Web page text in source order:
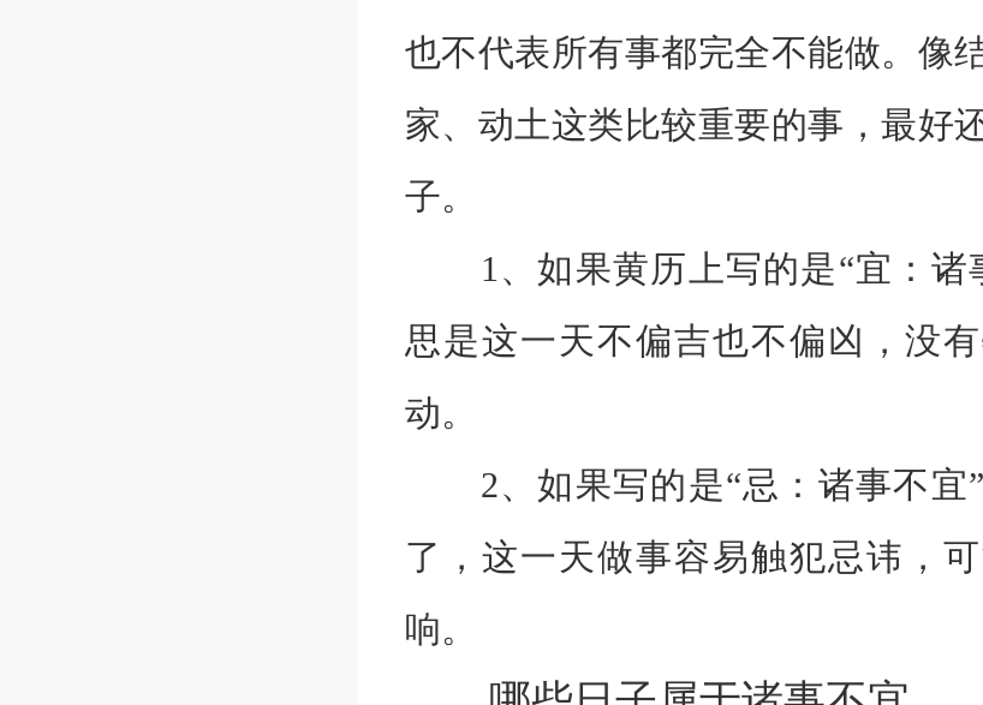
也不代表所有事都完全不能做。像
家、动土这类比较重要的事，最好
子。
1、如果黄历上写的是“宜：诸
思是这一天不偏吉也不偏凶，没
动。
2、如果写的是“忌：诸事不宜
了，这一天做事容易触犯忌讳，
响。